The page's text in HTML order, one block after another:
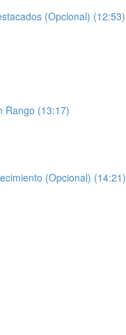
(Opcional) (12:53)
Rango (13:17)
(Opcional) (14:21)